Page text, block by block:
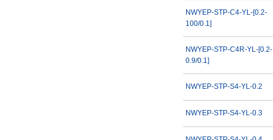
NWYEP-STP-C4-YL-[0.2-
100/0.1]
NWYEP-STP-C4R-YL-[0.2-
0.9/0.1]
NWYEP-STP-S4-YL-0.2
NWYEP-STP-S4-YL-0.3